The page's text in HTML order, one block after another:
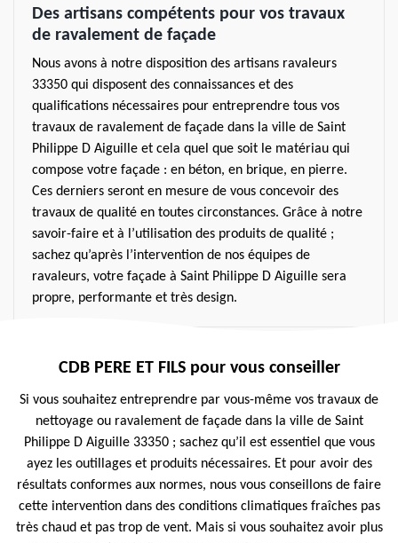
Des artisans compétents pour vos travaux
de ravalement de façade
Nous avons à notre disposition des artisans ravaleurs
33350 qui disposent des connaissances et des
qualifications nécessaires pour entreprendre tous vos
travaux de ravalement de façade dans la ville de Saint
Philippe D Aiguille et cela quel que soit le matériau qui
compose votre façade : en béton, en brique, en pierre.
Ces derniers seront en mesure de vous concevoir des
travaux de qualité en toutes circonstances. Grâce à notre
savoir-faire et à l’utilisation des produits de qualité ;
sachez qu’après l’intervention de nos équipes de
ravaleurs, votre façade à Saint Philippe D Aiguille sera
propre, performante et très design.
CDB PERE ET FILS pour vous conseiller
Si vous souhaitez entreprendre par vous-même vos travaux de
nettoyage ou ravalement de façade dans la ville de Saint
Philippe D Aiguille 33350 ; sachez qu’il est essentiel que vous
ayez les outillages et produits nécessaires. Et pour avoir des
résultats conformes aux normes, nous vous conseillons de faire
cette intervention dans des conditions climatiques fraîches pas
très chaud et pas trop de vent. Mais si vous souhaitez avoir plus